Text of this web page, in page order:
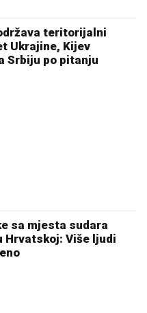
teritorijalni
Ukrajine, Kijev
Srbiju po pitanju
sa mjesta sudara
Hrvatskoj: Više ljudi